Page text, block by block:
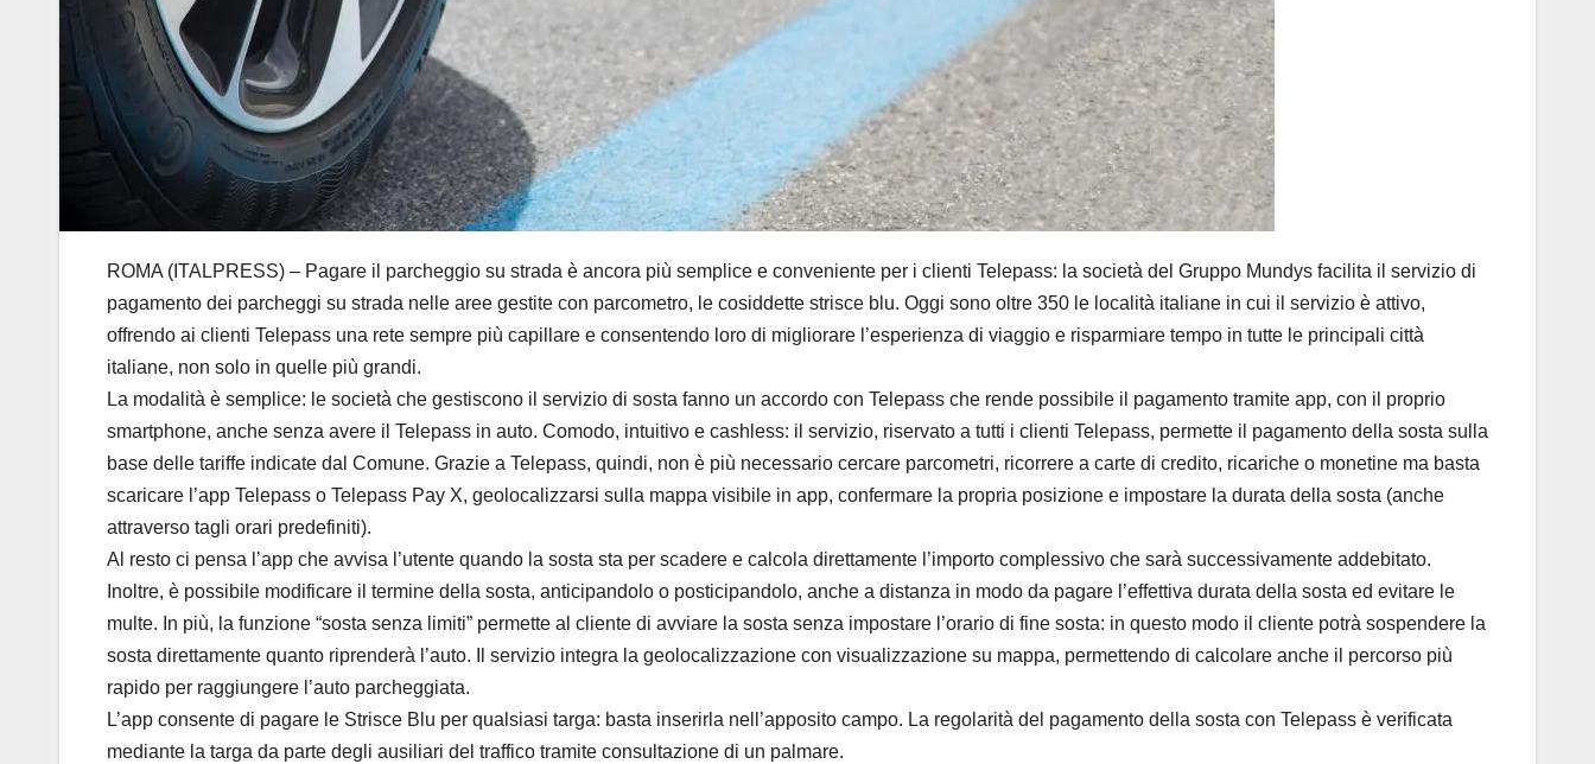
ROMA (ITALPRESS) – Pagare il parcheggio su strada è ancora più semplice e conveniente per i clienti Telepass: la società del Gruppo Mundys facilita il servizio di
pagamento dei parcheggi su strada nelle aree gestite con parcometro, le cosiddette strisce blu. Oggi sono oltre 350 le località italiane in cui il servizio è attivo,
offrendo ai clienti Telepass una rete sempre più capillare e consentendo loro di migliorare l’esperienza di viaggio e risparmiare tempo in tutte le principali città
italiane, non solo in quelle più grandi.
La modalità è semplice: le società che gestiscono il servizio di sosta fanno un accordo con Telepass che rende possibile il pagamento tramite app, con il proprio
smartphone, anche senza avere il Telepass in auto. Comodo, intuitivo e cashless: il servizio, riservato a tutti i clienti Telepass, permette il pagamento della sosta sulla
base delle tariffe indicate dal Comune. Grazie a Telepass, quindi, non è più necessario cercare parcometri, ricorrere a carte di credito, ricariche o monetine ma basta
scaricare l’app Telepass o Telepass Pay X, geolocalizzarsi sulla mappa visibile in app, confermare la propria posizione e impostare la durata della sosta (anche
attraverso tagli orari predefiniti).
Al resto ci pensa l’app che avvisa l’utente quando la sosta sta per scadere e calcola direttamente l’importo complessivo che sarà successivamente addebitato.
Inoltre, è possibile modificare il termine della sosta, anticipandolo o posticipandolo, anche a distanza in modo da pagare l’effettiva durata della sosta ed evitare le
multe. In più, la funzione “sosta senza limiti” permette al cliente di avviare la sosta senza impostare l’orario di fine sosta: in questo modo il cliente potrà sospendere la
sosta direttamente quanto riprenderà l’auto. Il servizio integra la geolocalizzazione con visualizzazione su mappa, permettendo di calcolare anche il percorso più
rapido per raggiungere l’auto parcheggiata.
L’app consente di pagare le Strisce Blu per qualsiasi targa: basta inserirla nell’apposito campo. La regolarità del pagamento della sosta con Telepass è verificata
mediante la targa da parte degli ausiliari del traffico tramite consultazione di un palmare.